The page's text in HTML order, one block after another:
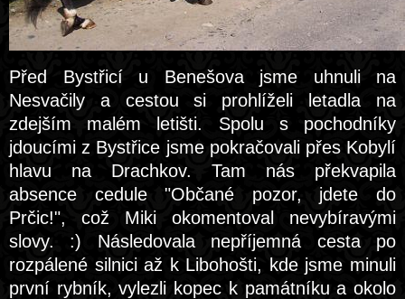
Před Bystřicí u Benešova jsme uhnuli na
Nesvačily a cestou si prohlíželi letadla na
zdejším malém letišti. Spolu s pochodníky
jdoucími z Bystřice jsme pokračovali přes Kobylí
hlavu na Drachkov. Tam nás překvapila
absence cedule "Občané pozor, jdete do
Prčic!", což Miki okomentoval nevybíravými
slovy. :) Následovala nepříjemná cesta po
rozpálené silnici až k Libohošti, kde jsme minuli
první rybník, vylezli kopec k památníku a okolo